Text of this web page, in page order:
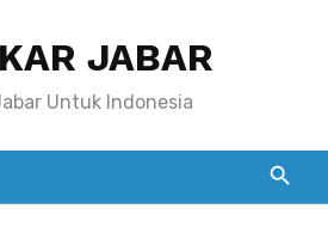
JABAR
Untuk Indonesia